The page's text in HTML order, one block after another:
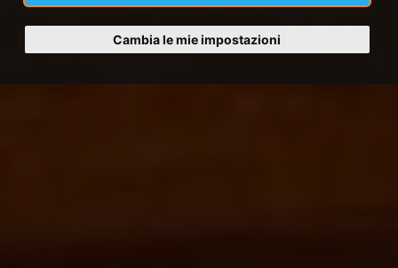
Cambia le mie impostazioni